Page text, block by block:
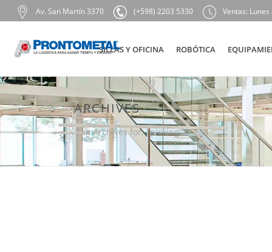
Av. San Martín 3370 (+598) 2203 5330 Ventas:
SILLAS Y OFICINA ROBÓTICA
ARCHIVES
Tag Archives for: "picking"